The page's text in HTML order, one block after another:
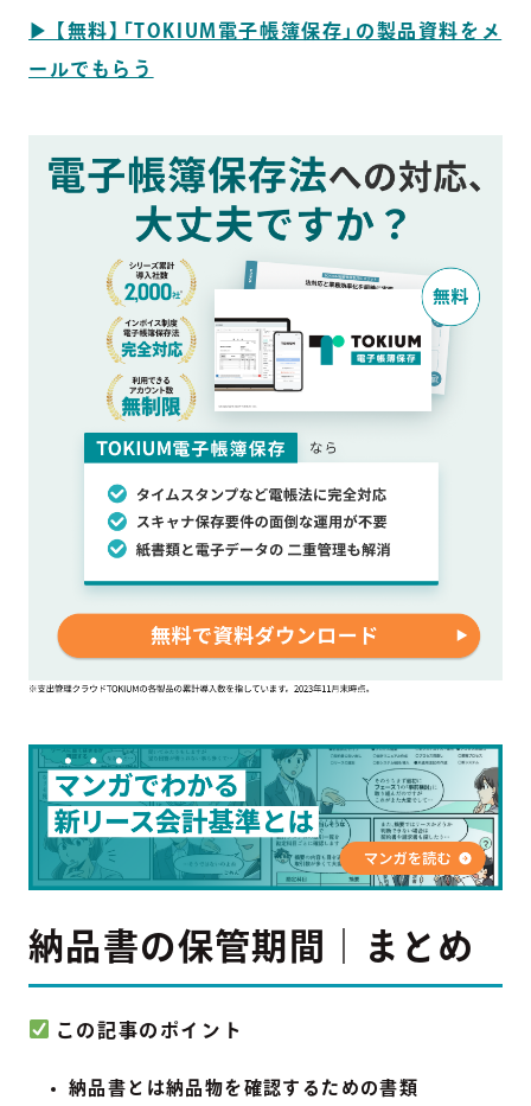
▶︎ 【無料】「TOKIUM電子帳簿保存」の製品資料をメ
ールでもらう
納品書の保管期間｜まとめ
この記事のポイント
納品書とは納品物を確認するための書類